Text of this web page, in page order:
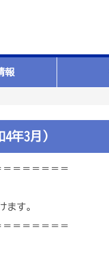
報
年3月）
＝＝＝＝＝＝
ます。
＝＝＝＝＝＝